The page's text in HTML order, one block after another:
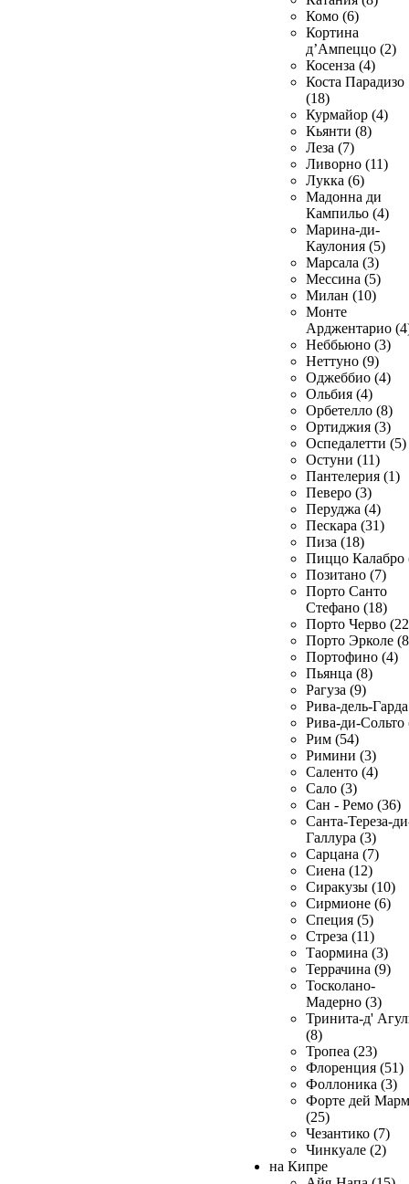
Комо (6)
Кортина
д’Ампеццо (2)
Косенза (4)
Коста Парадизо
(18)
Курмайор (4)
Кьянти (8)
Леза (7)
Ливорно (11)
Лукка (6)
Мадонна ди
Кампильо (4)
Марина-ди-
Каулония (5)
Марсала (3)
Мессина (5)
Милан (10)
Монте
Арджентарио
Неббьюно (3)
Неттуно (9)
Оджеббио (4)
Ольбия (4)
Орбетелло (8)
Ортиджия (3)
Оспедалетти (5)
Остуни (11)
Пантелерия (1)
Певеро (3)
Перуджа (4)
Пескара (31)
Пиза (18)
Пиццо Калабро
Позитано (7)
Порто Санто
Стефано (18)
Порто Черво
Порто Эрколе
Портофино (4)
Пьянца (8)
Рагуза (9)
Рива-дель-
Рива-ди-Сольто
Рим (54)
Римини (3)
Саленто (4)
Сало (3)
Сан - Ремо (36)
Санта-Тереза-
Галлура (3)
Сарцана (7)
Сиена (12)
Сиракузы (10)
Сирмионе (6)
Специя (5)
Стреза (11)
Таормина (3)
Террачина (9)
Тосколано-
Мадерно (3)
Тринита-д'
(8)
Тропеа (23)
Флоренция (51)
Фоллоника (3)
Форте дей
(25)
Чезантико (7)
Чинкуале (2)
на Кипре